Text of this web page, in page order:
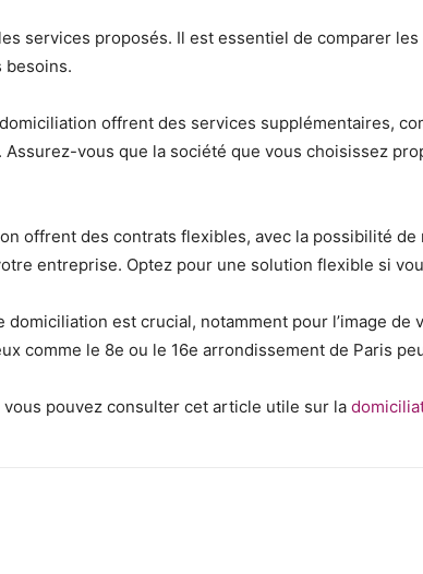
services proposés. Il est essentiel de comparer
besoins.
offrent des services supplémentaires,
vous que la société que vous choisissez
offrent des contrats flexibles, avec la possibilité de
entreprise. Optez pour une solution flexible si
domiciliation est crucial, notamment pour l’image
comme le 8e ou le 16e arrondissement de Paris
pouvez consulter cet article utile sur la